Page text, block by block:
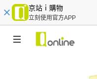
京站ｉ購物
立刻使用官方APP